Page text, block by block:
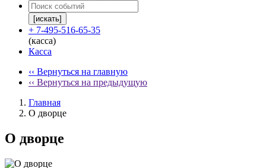
[искать]
+ 7-495-516-65-35
(касса)
Касса
‹‹ Вернуться на главную
‹‹ Вернуться на предыдущую
Главная
О дворце
О дворце